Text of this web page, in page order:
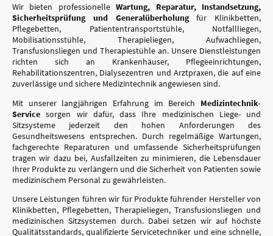
Wir bieten professionelleWartung, Reparatur, Instandsetzung,
Sicherheitsprüfung und Generalüberholungfür Klinikbetten,
Pflegebetten, Patiententransportstühle, Notfallliegen,
Mobilisationsstühle, Therapieliegen, Aufwachliegen,
Transfusionsliegen und Therapiestühle an. Unsere Dienstleistungen
richten sich an Krankenhäuser, Pflegeeinrichtungen,
Rehabilitationszentren, Dialysezentren und Arztpraxen, die auf eine
zuverlässige und sichere Medizintechnik angewiesen sind.
Mit unserer langjährigen Erfahrung im Bereich Medizintechnik-
Service sorgen wir dafür, dass Ihre medizinischen Liege- und
Sitzsysteme jederzeit den hohen Anforderungen des
Gesundheitswesens entsprechen. Durch regelmäßige Wartungen,
fachgerechte Reparaturen und umfassende Sicherheitsprüfungen
tragen wir dazu bei, Ausfallzeiten zu minimieren, die Lebensdauer
Ihrer Produkte zu verlängern und die Sicherheit von Patienten sowie
medizinischem Personal zu gewährleisten.
Unsere Leistungen führen wir für Produkte führender Hersteller von
Klinikbetten, Pflegebetten, Therapieliegen, Transfusionsliegen und
medizinischen Sitzsystemen durch. Dabei setzen wir auf höchste
Qualitätsstandards, qualifizierte Servicetechniker und eine schnelle,